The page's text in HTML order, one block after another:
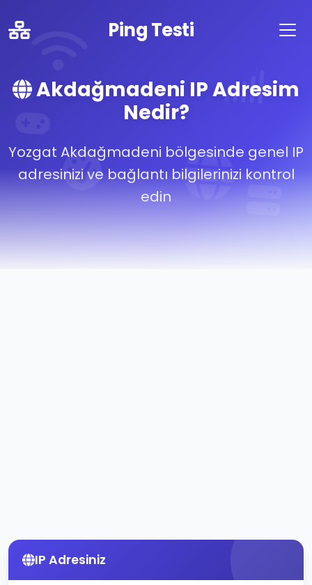
Ping Testi
Akdağmadeni IP Adresim
Nedir?
Yozgat Akdağmadeni bölgesinde genel IP
adresinizi ve bağlantı bilgilerinizi kontrol
edin
IP Adresiniz